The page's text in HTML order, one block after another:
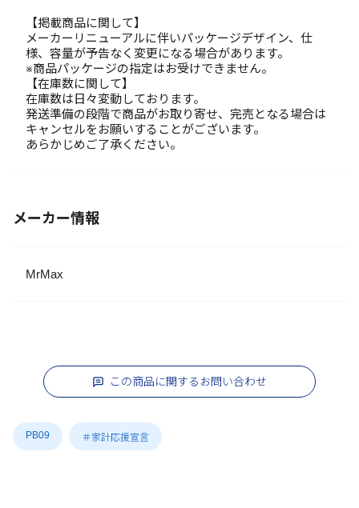
【掲載商品に関して】
メーカーリニューアルに伴いパッケージデザイン、仕
様、容量が予告なく変更になる場合があります。
※商品パッケージの指定はお受けできません。
【在庫数に関して】
在庫数は日々変動しております。
発送準備の段階で商品がお取り寄せ、完売となる場合は
キャンセルをお願いすることがございます。
あらかじめご了承ください。
メーカー情報
MrMax
この商品に関するお問い合わせ
PB09 ＃家計応援宣言